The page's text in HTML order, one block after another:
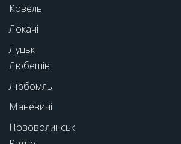
Ковель
Локачі
Луцьк
Любешів
Любомль
Маневичі
Нововолинськ